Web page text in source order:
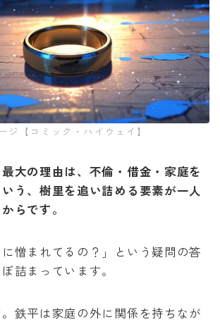
ジ【コミック・ハイウェイ】
大の理由は、不倫・借金・家庭を
う、樹里を追い詰める要素が一人
らです。
に憎まれてるの？」という疑問の答
詰まっています。
鉄平は家庭の外に関係を持ちなが